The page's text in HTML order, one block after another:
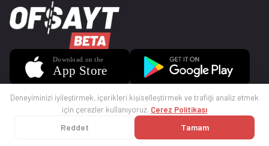
© 2025 Ofsayt
Deneyiminizi iyileştirmek, içerikleri kişiselleştirmek ve trafiği analiz etmek
için çerezler kullanıyoruz. Çerez Politikası
Reddet Tamam